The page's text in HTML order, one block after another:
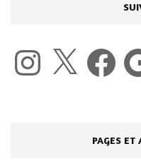
Instagram Facebook
PAGES ET